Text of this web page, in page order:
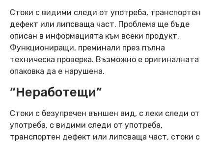
Стоки с видими следи от употреба, транспортен
дефект или липсваща част. Проблема ще бъде
описан в информацията към всеки продукт.
Функциониращи, преминали през пълна
техническа проверка. Възможно е оригиналната
опаковка да е нарушена.
“Неработещи”
Стоки с безупречен външен вид, с леки следи от
употреба, с видими следи от употреба,
транспортен дефект или липсваща част, стоки с